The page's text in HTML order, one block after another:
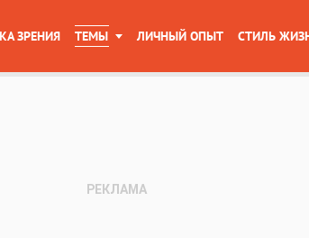
ЗРЕНИЯ ТЕМЫ ЛИЧНЫЙ ОПЫТ СТИЛЬ